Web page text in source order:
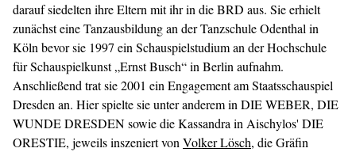
darauf siedelten ihre Eltern mit ihr in die BRD aus. Sie erhielt
zunächst eine Tanzausbildung an der Tanzschule Odenthal in
Köln bevor sie 1997 ein Schauspielstudium an der Hochschule
für Schauspielkunst „Ernst Busch“ in Berlin aufnahm.
Anschließend trat sie 2001 ein Engagement am Staatsschauspiel
Dresden an. Hier spielte sie unter anderem in DIE WEBER, DIE
WUNDE DRESDEN sowie die Kassandra in Aischylos' DIE
ORESTIE, jeweils inszeniert von Volker Lösch, die Gräfin